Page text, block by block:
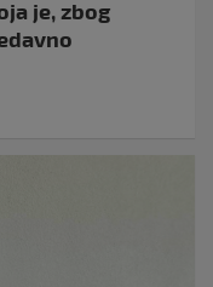
je, zbog